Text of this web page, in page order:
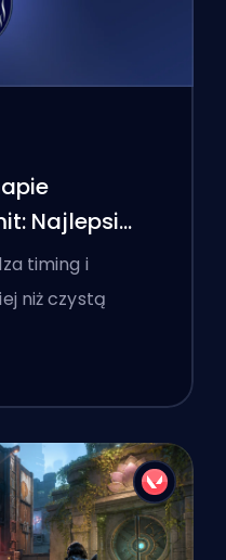
Najlepsi
i smoki
timing i
niż czystą